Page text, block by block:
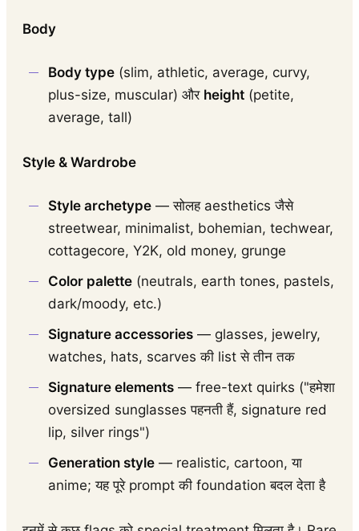
Body
Body type (slim, athletic, average, curvy,
plus-size, muscular) और height (petite,
average, tall)
Style & Wardrobe
Style archetype — सोलह aesthetics जैसे
streetwear, minimalist, bohemian, techwear,
cottagecore, Y2K, old money, grunge
Color palette (neutrals, earth tones, pastels,
dark/moody, etc.)
Signature accessories — glasses, jewelry,
watches, hats, scarves की list से तीन तक
Signature elements — free-text quirks ("हमेशा
oversized sunglasses पहनती हैं, signature red
lip, silver rings")
Generation style — realistic, cartoon, या
anime; यह पूरे prompt की foundation बदल देता है